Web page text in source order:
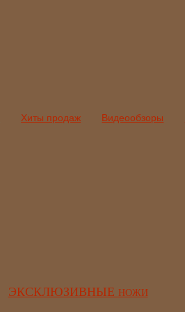
Хиты продаж Видеообзоры
ЭКСКЛЮЗИВНЫЕ НОЖИ